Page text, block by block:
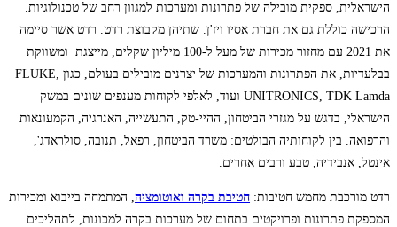
הישראלית, ספקית מובילה של פתרונות ומערכות למגוון רחב של טכנולוגיות.
הרכישה כוללת גם את חברת אסיו ויז'ן. שתיהן מקבוצת רדט. רדט אשר סיימה
את 2021 עם מחזור מכירות של מעל ל-100 מיליון שקלים, מייצגת ומשווקת
בבלעדיות, את הפתרונות והמערכות של יצרנים מובילים בעולם, כגון FLUKE,
UNITRONICS, TDK Lamda ועוד, לאלפי לקוחות מענפים שונים במשק
הישראלי, בדגש על מגזרי הביטחון, ההיי-טק, התעשייה, האנרגיה, הקמעונאות
והרפואה. בין לקוחותיה הבולטים: משרד הביטחון, רפאל, תנובה, סולראדג',
אינטל, אנבידיה, טבע ורבים אחרים.
רדט מורכבת מחמש חטיבות: חטיבת בקרה ואוטומציה, המתמחה בייבוא ומכירות
המספקת פתרונות ופרויקטים בתחום של מערכות בקרה למכונות, לתהליכים